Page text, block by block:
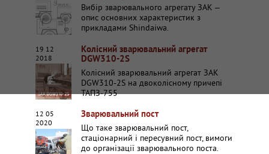
Вибір зварювального агрегату ЗАК –
опис основних характеристик з
прикладами Shindaiwa.
19 12
2018
Колісний зварювальний агрегат
DGW310-2S
Колісний зварювальний агрегат ЗАК
DGW310-2S на двоколісному причепі
ТАПЗ-755
12 05
2020
Зварювальний пост
Що таке зварювальний пост,
стаціонарний і пересувний пост, вимоги
до організації зварювального поста.